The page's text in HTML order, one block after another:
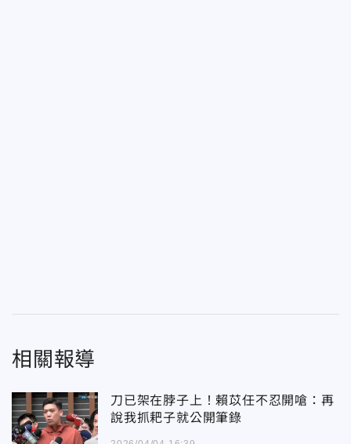
相關報導
刀已架在脖子上！賴苡任不忍開嗆：再
說我抓耙子就公開筆錄